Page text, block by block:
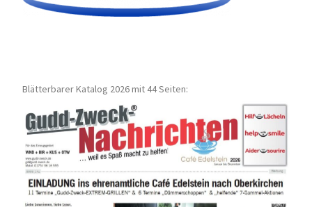
Blätterbarer Katalog 2026 mit 44 Seiten: